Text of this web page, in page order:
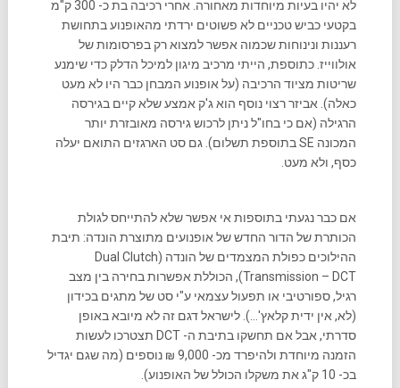
לא יהיו בעיות מיוחדות מאחורה. אחרי רכיבה בת כ- 300 ק"מ
בקטעי כביש טכניים לא פשוטים ירדתי מהאופנוע בתחושת
רעננות ונינוחות שכמוה אפשר למצוא רק בפרסומות של
אולווייז. כתוספת, הייתי מרכיב מיגון למיכל הדלק כדי שימנע
שריטות מציוד הרכיבה (על אופנוע המבחן כבר היו לא מעט
כאלה). אביזר רצוי נוסף הוא ג'ק אמצע שלא קיים בגירסה
הרגילה (אם כי בחו"ל ניתן לרכוש גירסה מאובזרת יותר
המכונה SE בתוספת תשלום). גם סט הארגזים התואם יעלה
כסף, ולא מעט.
אם כבר נגעתי בתוספות אי אפשר שלא להתייחס לגולת
הכותרת של הדור החדש של אופנועים מתוצרת הונדה: תיבת
ההילוכים כפולת המצמדים של הונדה (Dual Clutch
Transmission – DCT), הכוללת אפשרות בחירה בין מצב
רגיל, ספורטיבי או תפעול עצמאי ע"י סט של מתגים בכידון
(לא, אין ידית קלאץ'…). לישראל דגם זה לא מיובא באופן
סדרתי, אבל אם תחשקו בתיבת ה- DCT תצטרכו לעשות
הזמנה מיוחדת ולהיפרד מכ- 9,000 ₪ נוספים (מה שגם יגדיל
בכ- 10 ק"ג את משקלו הכולל של האופנוע).